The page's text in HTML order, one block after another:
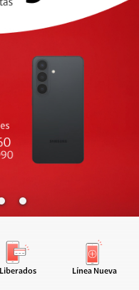
Liberados Línea Nueva